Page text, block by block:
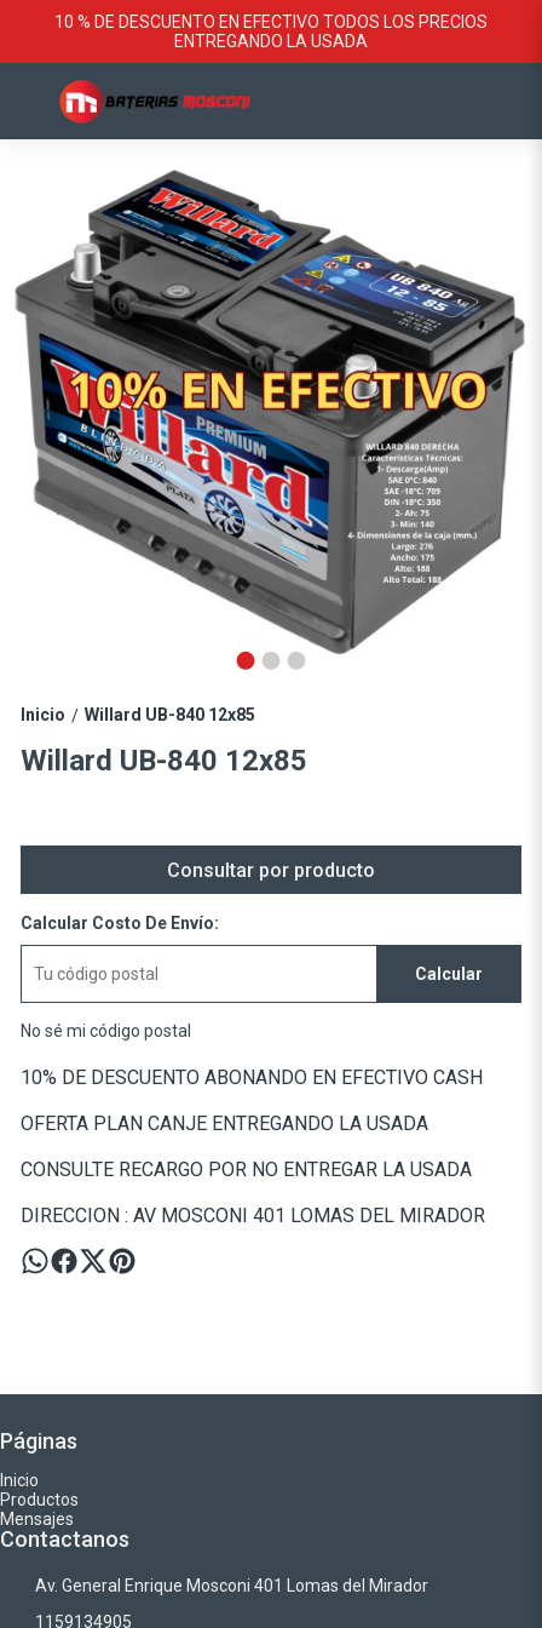
10 % DE DESCUENTO EN EFECTIVO TODOS LOS PRECIOS
ENTREGANDO LA USADA
Inicio / Willard UB-840 12x85
Willard UB-840 12x85
Consultar por producto
Calcular Costo De Envío:
Calcular
No sé mi código postal
10% DE DESCUENTO ABONANDO EN EFECTIVO CASH
OFERTA PLAN CANJE ENTREGANDO LA USADA
CONSULTE RECARGO POR NO ENTREGAR LA USADA
DIRECCION : AV MOSCONI 401 LOMAS DEL MIRADOR
Páginas
Inicio
Productos
Mensajes
Contactanos
Av. General Enrique Mosconi 401 Lomas del Mirador
1159134905